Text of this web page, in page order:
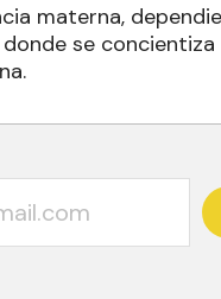
materna,
se